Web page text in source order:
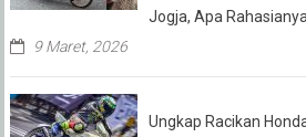
Jogja, Apa
9 Maret, 2026
Ungkap Racikan